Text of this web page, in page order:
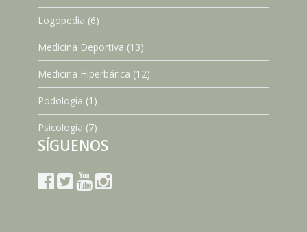
Logopedia (6)
Medicina Deportiva (13)
Medicina Hiperbárica (12)
Podología (1)
Psicología (7)
SÍGUENOS